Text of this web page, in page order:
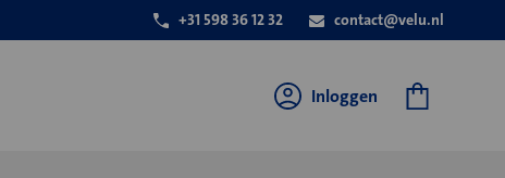
+31 598 36 12 32 contact@velu.nl
Inloggen